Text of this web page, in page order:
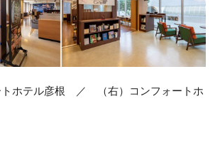
トホテル彦根 ／ （右）コンフォートホ